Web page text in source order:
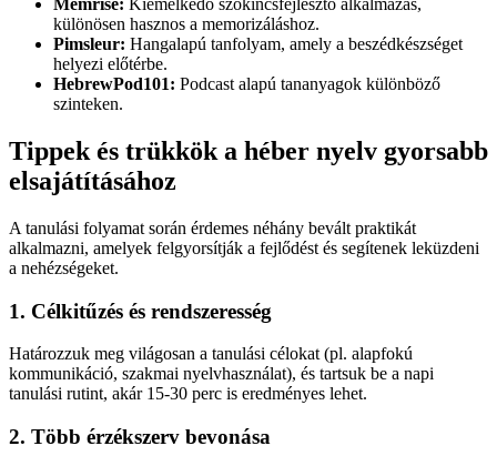
Memrise: Kiemelkedő szókincsfejlesztő alkalmazás,
különösen hasznos a memorizáláshoz.
Pimsleur: Hangalapú tanfolyam, amely a beszédkészséget
helyezi előtérbe.
HebrewPod101: Podcast alapú tananyagok különböző
szinteken.
Tippek és trükkök a héber nyelv gyorsabb
elsajátításához
A tanulási folyamat során érdemes néhány bevált praktikát
alkalmazni, amelyek felgyorsítják a fejlődést és segítenek leküzdeni
a nehézségeket.
1. Célkitűzés és rendszeresség
Határozzuk meg világosan a tanulási célokat (pl. alapfokú
kommunikáció, szakmai nyelvhasználat), és tartsuk be a napi
tanulási rutint, akár 15-30 perc is eredményes lehet.
2. Több érzékszerv bevonása